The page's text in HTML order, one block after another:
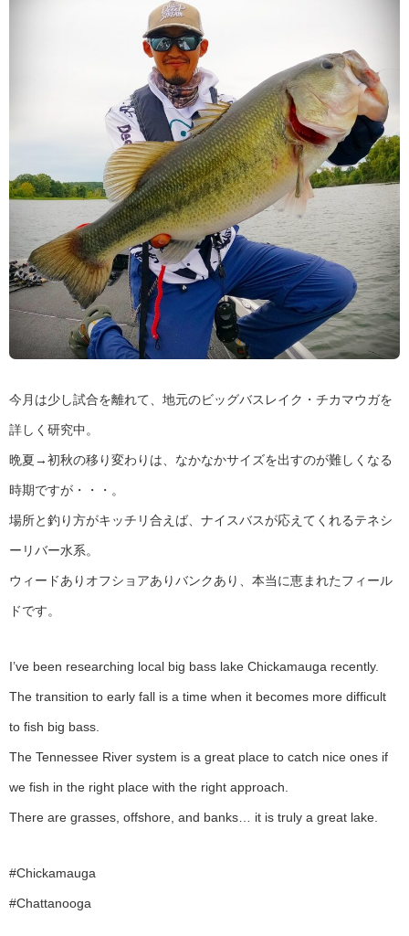
今月は少し試合を離れて、地元のビッグバスレイク・チカマウガを
詳しく研究中。
晩夏→初秋の移り変わりは、なかなかサイズを出すのが難しくなる
時期ですが・・・。
場所と釣り方がキッチリ合えば、ナイスバスが応えてくれるテネシ
ーリバー水系。
ウィードありオフショアありバンクあり、本当に恵まれたフィール
ドです。
I’ve been researching local big bass lake Chickamauga recently.
The transition to early fall is a time when it becomes more difficult
to fish big bass.
The Tennessee River system is a great place to catch nice ones if
we fish in the right place with the right approach.
There are grasses, offshore, and banks… it is truly a great lake.
#Chickamauga
#Chattanooga